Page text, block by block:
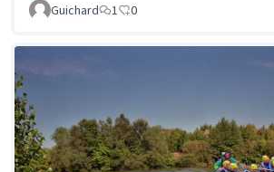
Guichard
1 0